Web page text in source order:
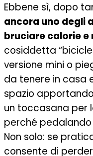
Ebbene sì, dopo
ancora uno degli
bruciare calorie
cosiddetta
versione mini o
da tenere in casa
spazio
un toccasana per
perché pedalando
Non solo: se
consente di